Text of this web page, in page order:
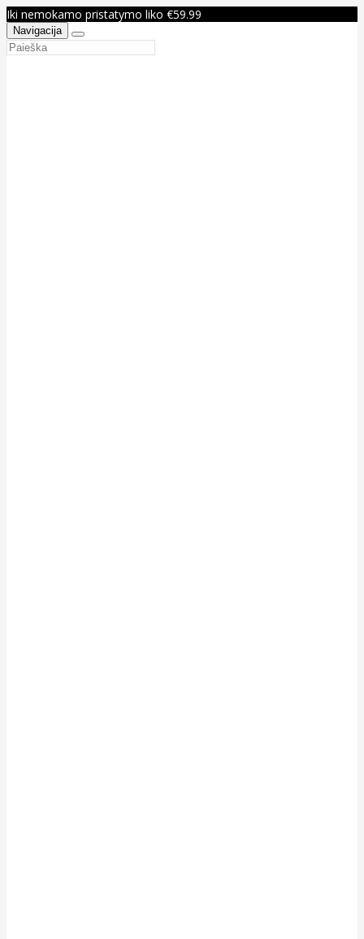
Iki nemokamo pristatymo liko €59.99
Navigacija